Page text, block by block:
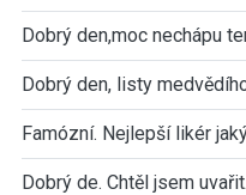
Dobrý den,moc nechápu
Dobrý den, listy
Famózní. Nejlepší likér
Dobrý de. Chtěl jsem